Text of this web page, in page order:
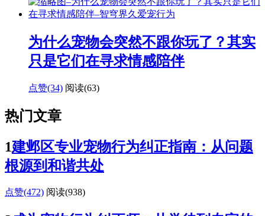
为什么宠物会突然不跟你玩了？其实
只是它们在寻求情感陪伴
点赞(34) 阅读(63)
热门文章
1建邺区专业宠物行为纠正指南：从问题
根源到和谐共处
点赞(472) 阅读(938)